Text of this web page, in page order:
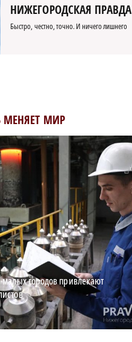
НИЖЕГОРОДСКАЯ ПРАВДА
Быстро, честно, точно. И ничего лишнего
МИР
городов привлекают